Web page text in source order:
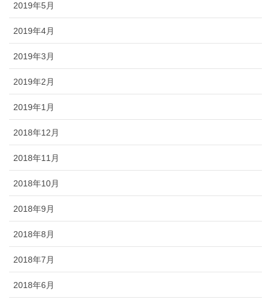
2019年5月
2019年4月
2019年3月
2019年2月
2019年1月
2018年12月
2018年11月
2018年10月
2018年9月
2018年8月
2018年7月
2018年6月